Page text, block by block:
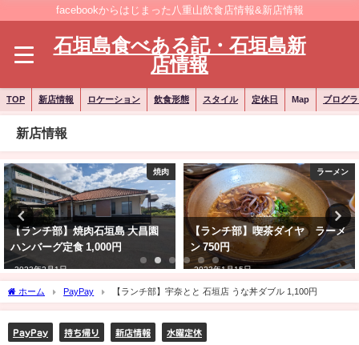
facebookからはじまった八重山飲食店情報&新店情報
石垣島食べある記・石垣島新
店情報
TOP 新店情報 ロケーション 飲食形態 スタイル 定休日 Map ブログ
新店情報
焼肉
【ランチ部】焼肉石垣島 大昌園
ハンバーグ定食 1,000円
2023年2月1日
ラーメン
【ランチ部】喫茶ダイヤ ラーメ
ン 750円
2023年1月15日
ホーム PayPay 【ランチ部】宇奈とと 石垣店 うな丼ダブル 1,100円
PayPay 持ち帰り 新店情報 水曜定休